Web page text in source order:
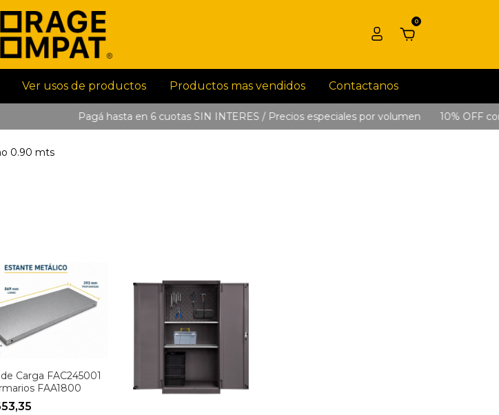
0
Ver usos de productos Productos mas vendidos Contactanos
Pagá hasta en 6 cuotas SIN INTERES / Precios especiales por volumen 10% OFF
0.90 mts
Carga FAC245001
FAA1800